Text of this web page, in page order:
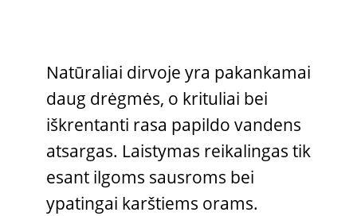
Natūraliai dirvoje yra pakankamai
daug drėgmės, o krituliai bei
iškrentanti rasa papildo vandens
atsargas. Laistymas reikalingas tik
esant ilgoms sausroms bei
ypatingai karštiems orams.